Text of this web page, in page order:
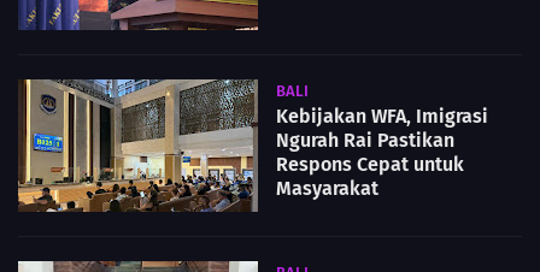
BALI
Kebijakan WFA, Imigrasi
Ngurah Rai Pastikan
Respons Cepat untuk
Masyarakat